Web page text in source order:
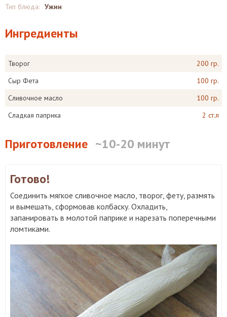
Тип блюда: Ужин
Ингредиенты
Творог
200 гр.
Сыр Фета
100 гр.
Сливочное масло
100 гр.
Сладкая паприка
2 ст.л
Приготовление ~10-20 минут
Готово!
Соединить мягкое сливочное масло, творог, фету, размять
и вымешать, сформовав колбаску. Охладить,
запанировать в молотой паприке и нарезать поперечными
ломтиками.